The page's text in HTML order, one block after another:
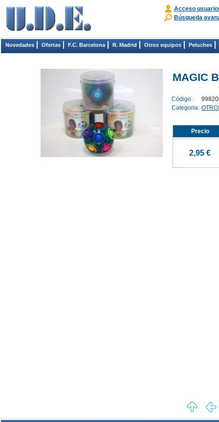
Acceso
Búsqueda
Novedades Ofertas F.C. Barcelona R. Madrid Otros equipos Peluches
MAGIC
Código:
Categoria:
Precio
2,95 €